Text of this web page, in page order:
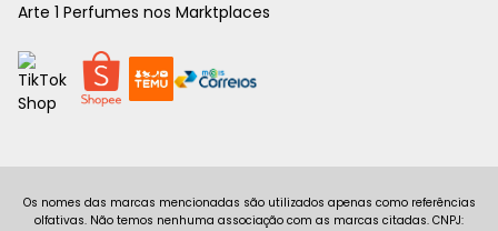
Arte 1 Perfumes nos Marktplaces